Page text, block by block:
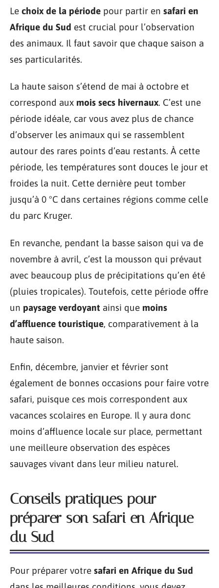
Le choix de la période pour partir en safari en
Afrique du Sud est crucial pour l’observation
des animaux. Il faut savoir que chaque saison a
ses particularités.
La haute saison s’étend de mai à octobre et
correspond aux mois secs hivernaux. C’est une
période idéale, car vous avez plus de chance
d’observer les animaux qui se rassemblent
autour des rares points d’eau restants. À cette
période, les températures sont douces le jour et
froides la nuit. Cette dernière peut tomber
jusqu’à 0 °C dans certaines régions comme celle
du parc Kruger.
En revanche, pendant la basse saison qui va de
novembre à avril, c’est la mousson qui prévaut
avec beaucoup plus de précipitations qu’en été
(pluies tropicales). Toutefois, cette période offre
un paysage verdoyant ainsi que moins
d’affluence touristique, comparativement à la
haute saison.
Enfin, décembre, janvier et février sont
également de bonnes occasions pour faire votre
safari, puisque ces mois correspondent aux
vacances scolaires en Europe. Il y aura donc
moins d’affluence locale sur place, permettant
une meilleure observation des espèces
sauvages vivant dans leur milieu naturel.
Conseils pratiques pour
préparer son safari en Afrique
du Sud
Pour préparer votre safari en Afrique du Sud